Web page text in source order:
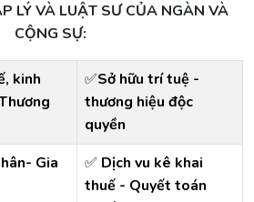
LÝ VÀ LUẬT SƯ CỦA NGÀN VÀ
CỘNG SỰ:
kinh
✅Sở hữu trí tuệ -
thương hiệu độc
quyền
Gia
✅ Dịch vu kê khai
thuế - Quyết toán